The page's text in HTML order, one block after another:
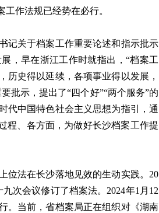
作法规已经势在必行。
关于档案工作重要论述和指示批示
，早在浙江工作时就指出，“档案工
历史得以延续，各项事业得以发展，
批示，提出了“四个好”“两个服务”的
代中国特色社会主义思想为指引，通
程、各方面，为做好长沙档案工作提
法在长沙落地见效的生动实践。20
次会议修订了档案法。2024年1月12
。当前，省档案局正在组织对《湖南